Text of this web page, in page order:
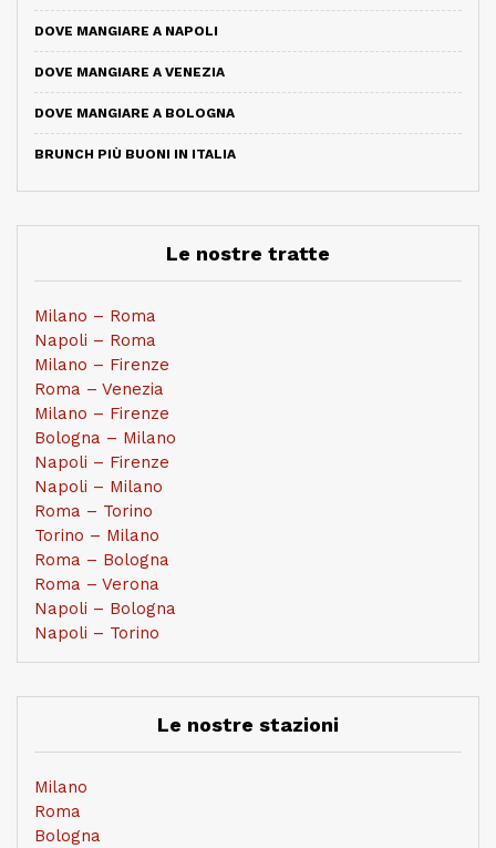
DOVE MANGIARE A NAPOLI
DOVE MANGIARE A VENEZIA
DOVE MANGIARE A BOLOGNA
BRUNCH PIÙ BUONI IN ITALIA
Le nostre tratte
Milano – Roma
Napoli – Roma
Milano – Firenze
Roma – Venezia
Milano – Firenze
Bologna – Milano
Napoli – Firenze
Napoli – Milano
Roma – Torino
Torino – Milano
Roma – Bologna
Roma – Verona
Napoli – Bologna
Napoli – Torino
Le nostre stazioni
Milano
Roma
Bologna